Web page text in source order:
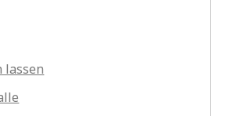
lassen